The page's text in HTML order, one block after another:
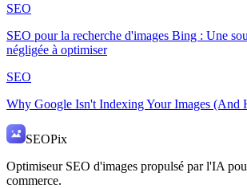
SEO
SEO pour la recherche d'images Bing : Une
négligée à optimiser
SEO
Why Google Isn't Indexing Your Images (And
SEOPix
Optimiseur SEO d'images propulsé par l'IA
commerce.